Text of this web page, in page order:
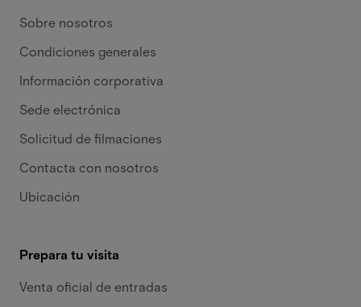
Sobre nosotros
Condiciones generales
Información corporativa
Sede electrónica
Solicitud de filmaciones
Contacta con nosotros
Ubicación
Prepara tu visita
Venta oficial de entradas